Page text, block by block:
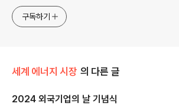
구독하기
세계 에너지 시장 의 다른 글
2024 외국기업의 날 기념식